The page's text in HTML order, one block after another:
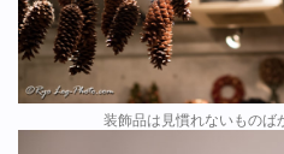
装飾品は見慣れないものば